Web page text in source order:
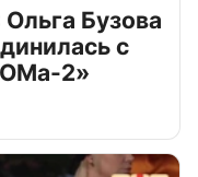
Бузова
с
2»